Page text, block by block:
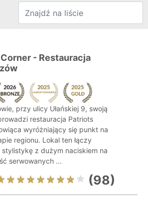
- Restauracja
przy ulicy Ułańskiej 9, swoją
restauracja Patriots
wyróżniający się punkt na
regionu. Lokal ten łączy
stylistykę z dużym naciskiem na
serwowanych ...
(98)